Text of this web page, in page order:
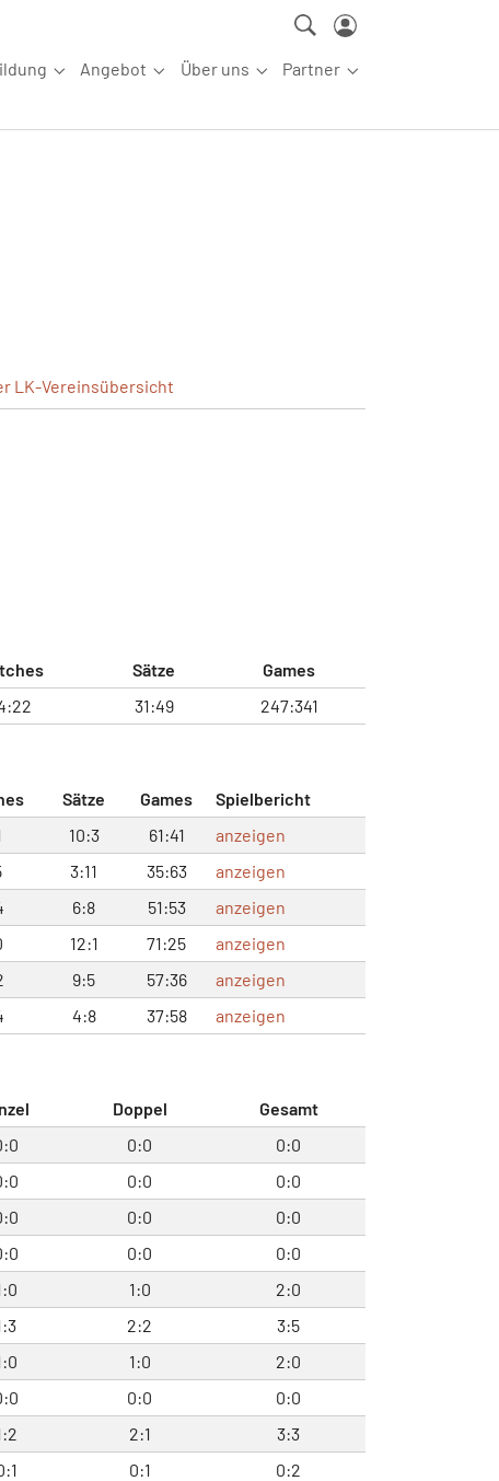
Submenu for "Aus-/Fortbildung"
Angebot
Submenu for "Angebot"
Über uns
Submenu for "Über uns"
Partner
Submenu for
LK-Vereinsübersicht
Sätze
Games
31:49 247:341
Sätze Games
Spielbericht
10:3 61:41
anzeigen
3:11 35:63
anzeigen
6:8 51:53
anzeigen
12:1 71:25
anzeigen
9:5 57:36
anzeigen
4:8 37:58 anzeigen
Doppel
Gesamt
0:0
0:0
0:0
0:0
0:0
0:0
0:0
0:0
1:0
2:0
2:2
3:5
1:0
2:0
0:0
0:0
2:1
3:3
0:1
0:2